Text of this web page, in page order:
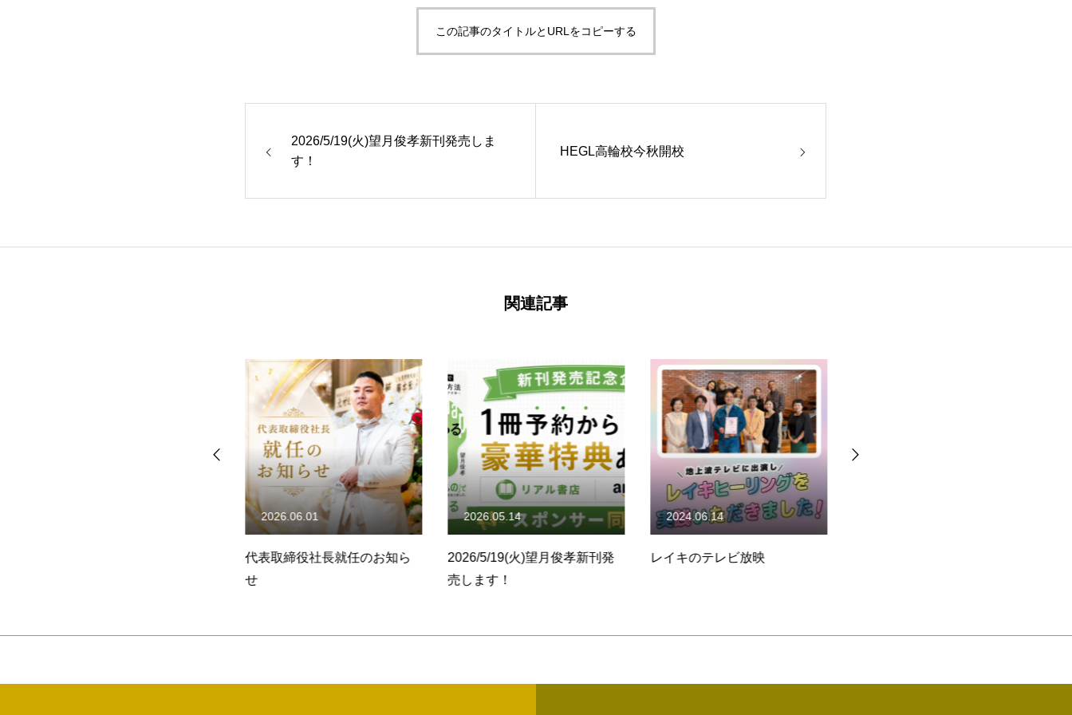
この記事のタイトルとURLをコピーする
2026/5/19(火)望月俊孝新刊発売しま
す！
HEGL高輪校今秋開校
関連記事
代表取締役社長就任のお知ら
せ
2026.06.01
2026/5/19(火)望月俊孝新刊発
売します！
2026.05.14
レイキのテレビ放映
2024.06.14